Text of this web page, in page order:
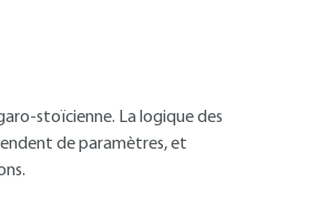
stoïcienne. La logique des
de paramètres, et